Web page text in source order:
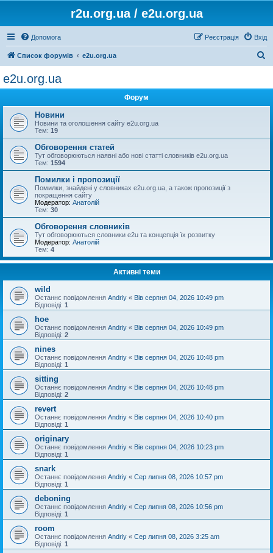
r2u.org.ua / e2u.org.ua
Допомога Вхід
Реєстрація
Список форумів e2u.org.ua
e2u.org.ua
Форум
Новини
Новини та оголошення сайту e2u.org.ua
Тем: 19
Обговорення статей
Тут обговорюються наявні або нові статті словників e2u.org.ua
Тем: 1594
Помилки і пропозиції
Помилки, знайдені у словниках e2u.org.ua, а також пропозиції з
покращення сайту
Модератор: Анатолій
Тем: 30
Обговорення словників
Тут обговорюються словники e2u та концепція їх розвитку
Модератор: Анатолій
Тем: 4
Активні теми
wild
Останнє повідомлення Andriy « Вів серпня 04, 2026 10:49 pm
Відповіді: 1
hoe
Останнє повідомлення Andriy « Вів серпня 04, 2026 10:49 pm
Відповіді: 2
nines
Останнє повідомлення Andriy « Вів серпня 04, 2026 10:48 pm
Відповіді: 1
sitting
Останнє повідомлення Andriy « Вів серпня 04, 2026 10:48 pm
Відповіді: 2
revert
Останнє повідомлення Andriy « Вів серпня 04, 2026 10:40 pm
Відповіді: 1
originary
Останнє повідомлення Andriy « Вів серпня 04, 2026 10:23 pm
Відповіді: 1
snark
Останнє повідомлення Andriy « Сер липня 08, 2026 10:57 pm
Відповіді: 1
deboning
Останнє повідомлення Andriy « Сер липня 08, 2026 10:56 pm
Відповіді: 1
room
Останнє повідомлення Andriy « Сер липня 08, 2026 3:25 am
Відповіді: 1